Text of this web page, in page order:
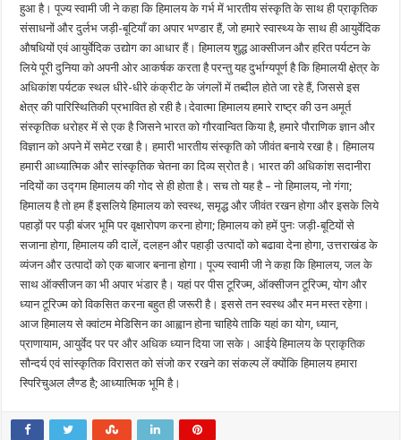
हुआ है। पूज्य स्वामी जी ने कहा कि हिमालय के गर्भ में भारतीय संस्कृति के साथ ही प्राकृतिक
संसाधनों और दुर्लभ जड़ी-बूटियाँ का अपार भण्डार हैं, जो हमारे स्वास्थ्य के साथ ही आयुर्वेदिक
औषधियों एवं आयुर्वेदिक उद्योग का आधार हैं। हिमालय शुद्ध आक्सीजन और हरित पर्यटन के
लिये पूरी दुनिया को अपनी ओर आकर्षक करता है परन्तु यह दुर्भाग्यपूर्ण है कि हिमालयी क्षे़त्र के
अधिकांश पर्यटक स्थल धीरे-धीरे कंक्रीट के जंगलों में तब्दील होते जा रहे हैं, जिससे इस
क्षेत्र की पारिस्थितिकी प्रभावित हो रही है।देवात्मा हिमालय हमारे राष्ट्र की उन अमूर्त
संस्कृतिक धरोहर में से एक है जिसने भारत को गौरवान्वित किया है, हमारे पौराणिक ज्ञान और
विज्ञान को अपने में समेट रखा है। हमारी भारतीय संस्कृति को जीवंत बनाये रखा है। हिमालय
हमारी आध्यात्मिक और सांस्कृतिक चेतना का दिव्य स्रोत है। भारत की अधिकांश सदानीरा
नदियों का उद्गम हिमालय की गोद से ही होता है। सच तो यह है – नो हिमालय, नो गंगा;
हिमालय है तो हम हैं इसलिये हिमालय को स्वस्थ, समृद्ध और जीवंत रखन होगा और इसके लिये
पहाड़ों पर पड़ी बंजर भूमि पर वृक्षारोपण करना होगा; हिमालय को हमें पुनः जड़ी-बूटियों से
सजाना होगा, हिमालय की दालें, दलहन और पहाड़ी उत्पादों को बढावा देना होगा, उत्तराखंड के
व्यंजन और उत्पादों को एक बाजार बनाना होगा। पूज्य स्वामी जी ने कहा कि हिमालय, जल के
साथ ऑक्सीजन का भी अपार भंडार है। यहां पर पीस टूरिज्म, ऑक्सीजन टूरिज्म, योग और
ध्यान टूरिज्म को विकसित करना बहुत ही जरूरी है। इससे तन स्वस्थ और मन मस्त रहेगा।
आज हिमालय से क्वांटम मेडिसिन का आह्वान होना चाहिये ताकि यहां का योग, ध्यान,
प्राणायाम, आयुर्वेद पर पर और अधिक ध्यान दिया जा सके। आईये हिमालय के प्राकृतिक
सौन्दर्य एवं सांस्कृतिक विरासत को संजो कर रखने का संकल्प लें क्योंकि हिमालय हमारा
स्पिरिचुअल लैण्ड है; आध्यात्मिक भूमि है।